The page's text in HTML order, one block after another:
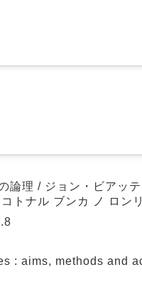
論理 / ジョン・ビアッ
トナル ブンカ ノ ロンリ
: aims, methods and